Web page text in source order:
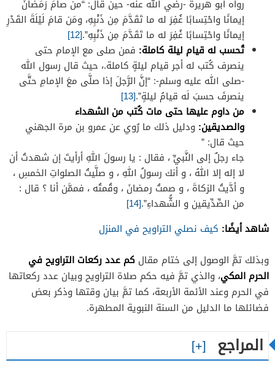
رواه أبو هريرة -رضي الله عنه- حين قال: “من صامَ رَمَضانَ
إيمانًا واحْتِسابًا غُفِرَ له ما تَقَدَّمَ مِن ذَنْبِهِ، ومَن قامَ لَيْلَةَ القَدْرِ
إيمانًا واحْتِسابًا غُفِرَ له ما تَقَدَّمَ مِن ذَنْبِهِ”.[12]
تُحسب له قيام ليلة كاملة: فمن صلى مع الإمام حتى
ينصرف كُتب له أجر قيام ليلةٍ كاملة.، حيث قال رسول الله
-صلى الله عليه وسلم-: “إنَّ الرَّجلَ إذا صلَّى معَ الإمامِ حتَّى
ينصرفَ حسبَ لَه قيامُ ليلةٍ”.[13]
من داوم عليها حتى مات كُتب من الشهداء
والصديقين: ودليل ذلك ما رُوي عن عمرو بن مرة الجهني
حيث قال: ”
جاء رجلٌ إلى النَّبيِّ ، فقال : يا رسولَ اللهِ أرأيتَ إن شهدتُ أن
لا إله إلا اللهُ ، و أنك رسولُ اللهِ ، و صلَّيتُ الصلواتِ الخمسِ ،
و أدَّيتُ الزكاةَ ، و صمتُ رمضانَ ، وقُمتُه ، فممَّن أنا ؟ قال :
من الصِّدِّيقين و الشُّهداءِ”.[14]
شاهد أيضًا: كيف نصلي التراويح في المنزل
وبذلك تمَّ الوصول إلى ختام مقال كم عدد ركعات التراويح في
الحرم المكي، والذي تمَّ فيه حكم صلاة التراويح وبيان عدد ركعاتها
في الحرم وعند الأئمة الأربعة، كما تمَّ بيان وقتها وذكر بعض
فضائلها ما الدليل من السنة النبوية المطهرة.
المراجع